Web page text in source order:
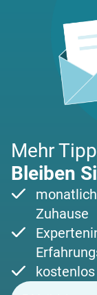
Mehr
Bleiben
Zuhause